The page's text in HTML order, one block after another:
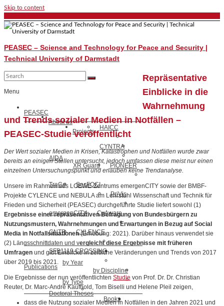
Skip to content
PEASEC – Science and Technology for Peace and Security |
Technical University of Darmstadt
Menu
PEASEC
About us
Projects
HAICC
CYNTRA
AIDA
XR Guard
PIONEER
TraCe
SecFOCI
PriVis
emergenCITY CyAware
CNTR CYLENCE
SFB1119 CROSSING
Publications
by Year
by Discipline
by Type
Doctoral Theses
Books
Repräsentative
Einblicke in die
Wahrnehmung
und Trends sozialer Medien in Notfällen –
PEASEC-Studie veröffentlicht
Der Wert sozialer Medien in Krisen, Katastrophen und Notfällen wurde zwar
bereits an einigen Stellen untersucht, jedoch umfassen diese meist nur einen
einzelnen Untersuchungspunkt und erlauben keine Trendanalyse.
Unsere im Rahmen des LOEWE-Zentrums emergenCITY sowie der BMBF-
Projekte CYLENCE und NEBULA am Lehrstuhl Wissenschaft und Technik für
Frieden und Sicherheit (PEASEC) durchgeführte Studie liefert sowohl (1)
Ergebnisse einer repräsentativen Befragung von Bundesbürgern zu
Nutzungsmustern, Wahrnehmungen und Erwartungen in Bezug auf Social
Media in Notfallsituationen(Erhebung: 2021). Darüber hinaus verwendet sie
(2) Längsschnittdaten und vergleicht diese Ergebnisse mit früheren
Umfragen und gibt Einblicke in zeitliche Veränderungen und Trends von 2017
über 2019 bis 2021.
Die Ergebnisse der nun veröffentlichten Studie von Prof. Dr. Dr. Christian
Reuter, Dr. Marc-André Kaufhold, Tom Biselli und Helene Pleil zeigen,
dass die Nutzung sozialer Medien in Notfällen in den Jahren 2021 und